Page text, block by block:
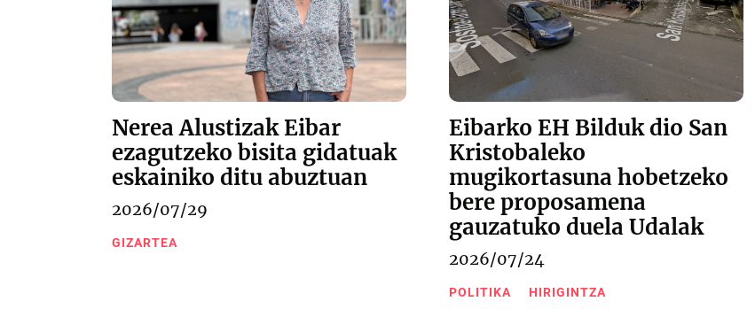
Nerea Alustizak Eibar
ezagutzeko bisita gidatuak
eskainiko ditu abuztuan
2026/07/29
GIZARTEA
Eibarko EH Bilduk dio San
Kristobaleko
mugikortasuna hobetzeko
bere proposamena
gauzatuko duela Udalak
2026/07/24
POLITIKA HIRIGINTZA